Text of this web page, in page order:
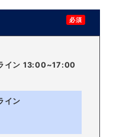
必須
イン 13:00~17:00
イン